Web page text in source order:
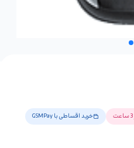
خرید اقساطی با GSMPay